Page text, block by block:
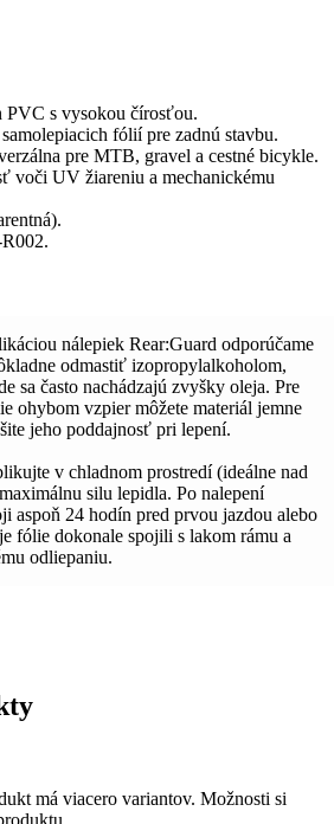
PVC s vysokou čírosťou.
samolepiacich fólií pre zadnú stavbu.
pre MTB, gravel a cestné bicykle.
voči UV žiareniu a mechanickému
nálepiek Rear:Guard odporúčame
odmastiť izopropylalkoholom,
sa často nachádzajú zvyšky oleja. Pre
ohybom vzpier môžete materiál jemne
jeho poddajnosť pri lepení.
v chladnom prostredí (ideálne nad
silu lepidla. Po nalepení
aspoň 24 hodín pred prvou jazdou alebo
fólie dokonale spojili s lakom rámu a
odliepaniu.
má viacero variantov. Možnosti si